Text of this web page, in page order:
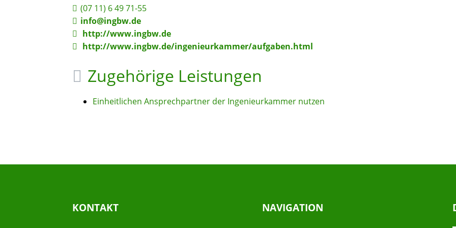
(07 11) 6 49 71-55
info@ingbw.de
http://www.ingbw.de
http://www.ingbw.de/ingenieurkammer/aufgaben.html
Zugehörige Leistungen
Einheitlichen Ansprechpartner der Ingenieurkammer nutzen
KONTAKT NAVIGATION